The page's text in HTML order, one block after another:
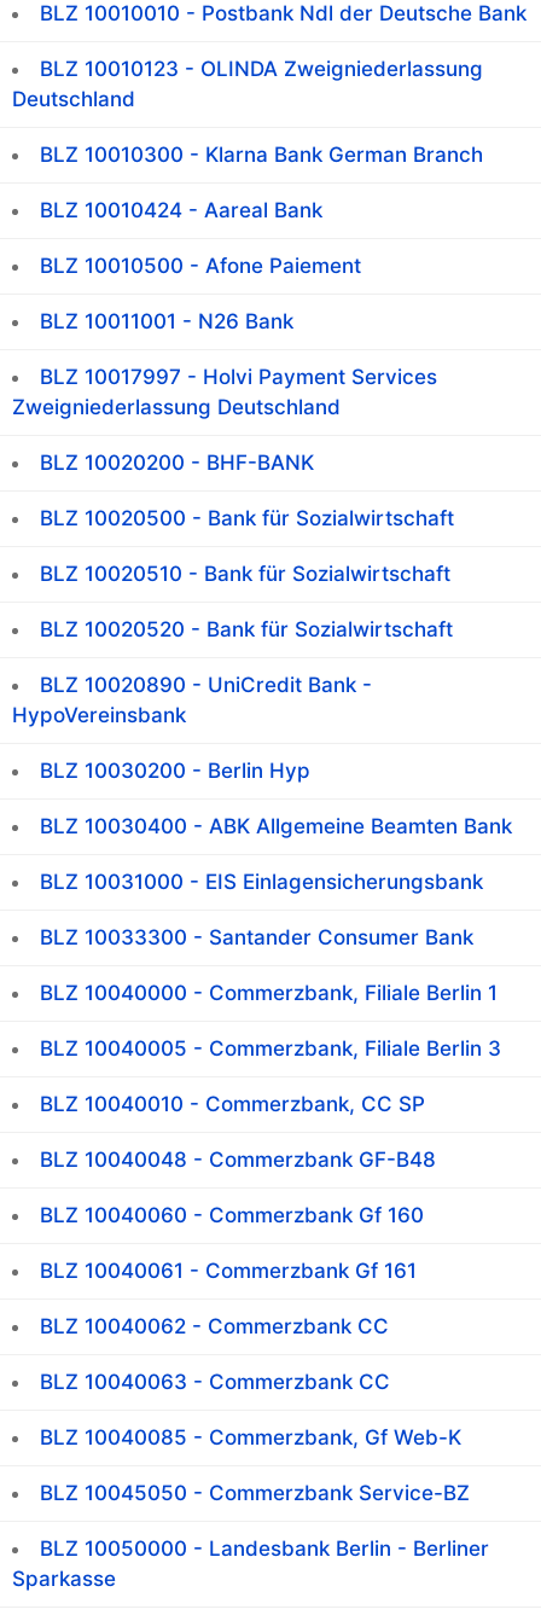
BLZ 10010010 - Postbank Ndl der Deutsche Bank
BLZ 10010123 - OLINDA Zweigniederlassung
Deutschland
BLZ 10010300 - Klarna Bank German Branch
BLZ 10010424 - Aareal Bank
BLZ 10010500 - Afone Paiement
BLZ 10011001 - N26 Bank
BLZ 10017997 - Holvi Payment Services
Zweigniederlassung Deutschland
BLZ 10020200 - BHF-BANK
BLZ 10020500 - Bank für Sozialwirtschaft
BLZ 10020510 - Bank für Sozialwirtschaft
BLZ 10020520 - Bank für Sozialwirtschaft
BLZ 10020890 - UniCredit Bank -
HypoVereinsbank
BLZ 10030200 - Berlin Hyp
BLZ 10030400 - ABK Allgemeine Beamten Bank
BLZ 10031000 - EIS Einlagensicherungsbank
BLZ 10033300 - Santander Consumer Bank
BLZ 10040000 - Commerzbank, Filiale Berlin 1
BLZ 10040005 - Commerzbank, Filiale Berlin 3
BLZ 10040010 - Commerzbank, CC SP
BLZ 10040048 - Commerzbank GF-B48
BLZ 10040060 - Commerzbank Gf 160
BLZ 10040061 - Commerzbank Gf 161
BLZ 10040062 - Commerzbank CC
BLZ 10040063 - Commerzbank CC
BLZ 10040085 - Commerzbank, Gf Web-K
BLZ 10045050 - Commerzbank Service-BZ
BLZ 10050000 - Landesbank Berlin - Berliner
Sparkasse